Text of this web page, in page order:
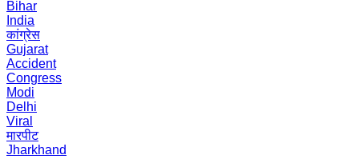
Bihar
India
कांग्रेस
Gujarat
Accident
Congress
Modi
Delhi
Viral
मारपीट
Jharkhand